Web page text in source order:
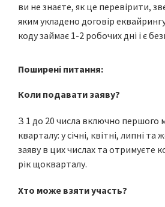
ви не знаєте, як це перевірити,
яким укладено договір
коду займає 1-2 робочих дні і є
Поширені питання:
Коли подавати заяву?
З 1 до 20 числа включно першого
кварталу: у січні, квітні, липні
заяву в цих числах та отримуєте
рік щокварталу.
Хто може взяти участь?